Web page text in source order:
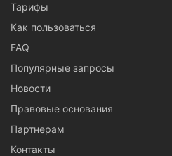
Тарифы
Как пользоваться
FAQ
Популярные запросы
Новости
Правовые основания
Партнерам
Контакты